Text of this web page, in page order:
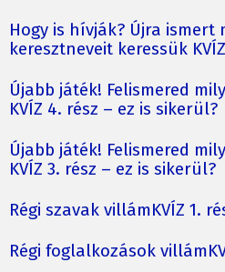
Hogy is hívják? Újra ismert
keresztneveit keressük
Újabb játék! Felismered
KVÍZ 4. rész – ez is sikerül?
Újabb játék! Felismered
KVÍZ 3. rész – ez is sikerül?
Régi szavak villámKVÍZ 1.
Régi foglalkozások